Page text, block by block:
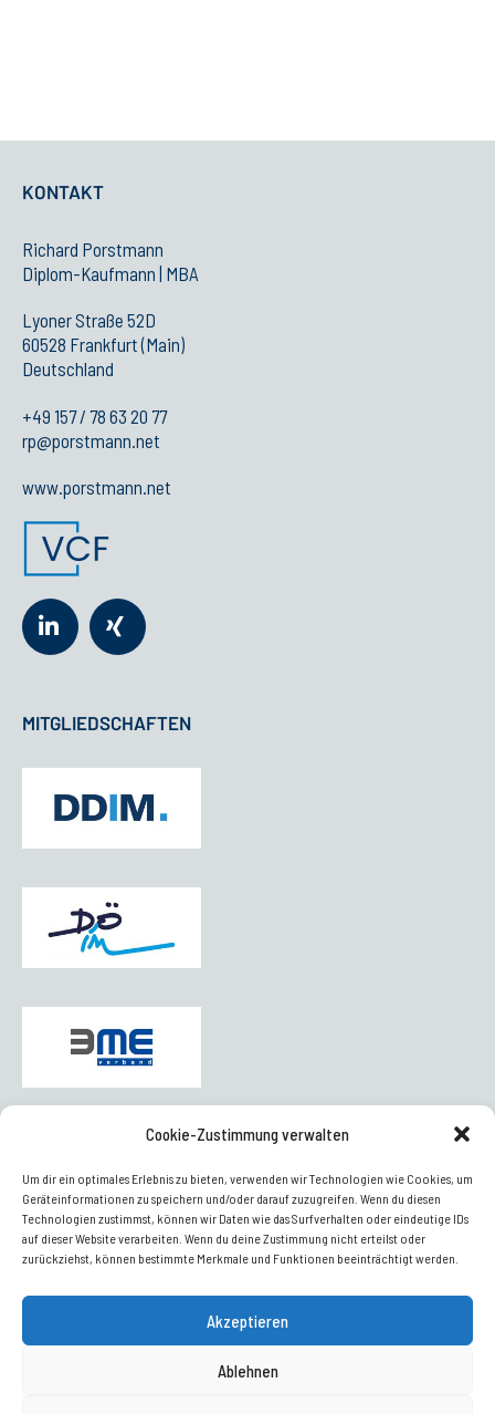
Cookie-Zustimmung verwalten
Um dir ein optimales Erlebnis zu bieten, verwenden wir Technologien wie Cookies, um
Geräteinformationen zu speichern und/oder darauf zuzugreifen. Wenn du diesen
Technologien zustimmst, können wir Daten wie das Surfverhalten oder eindeutige IDs
auf dieser Website verarbeiten. Wenn du deine Zustimmung nicht erteilst oder
zurückziehst, können bestimmte Merkmale und Funktionen beeinträchtigt werden.
Akzeptieren
Ablehnen
KONTAKT
Richard Porstmann
Diplom-Kaufmann | MBA
Lyoner Straße 52D
60528 Frankfurt (Main)
Deutschland
+49 157 / 78 63 20 77
rp@porstmann.net
www.porstmann.net
MITGLIEDSCHAFTEN